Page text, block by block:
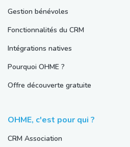
Gestion bénévoles
Fonctionnalités du CRM
Intégrations natives
Pourquoi OHME ?
Offre découverte gratuite
OHME, c'est pour qui ?
CRM Association